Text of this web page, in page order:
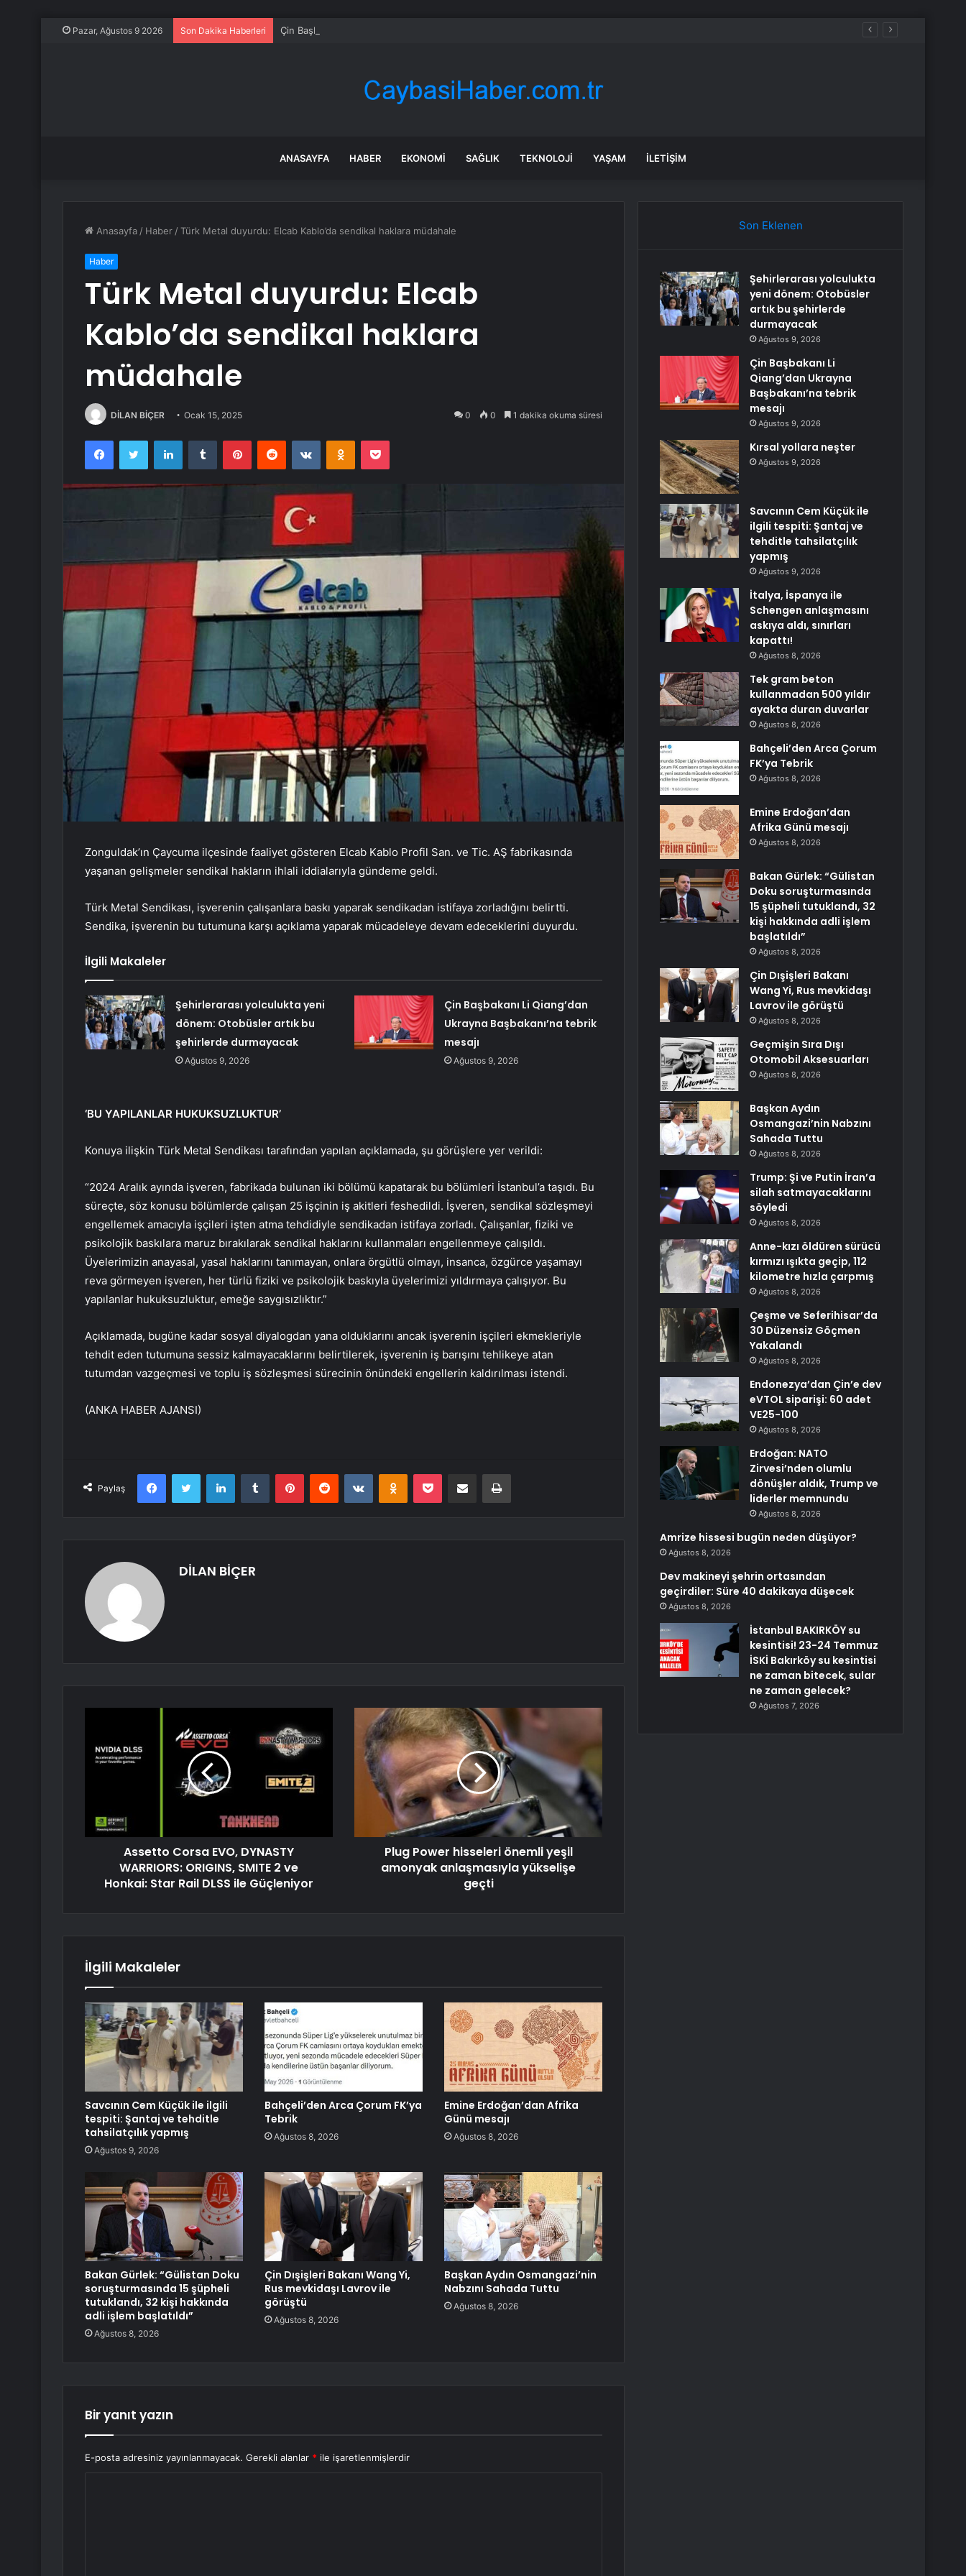
Pazar, Ağustos 9 2026 Son Dakika Haberleri Çin Başbakanı Li Qiang’dan Ukrayna Başbakanı’na tebrik mesajı
ANASAYFA HABER EKONOMI SAĞLIK TEKNOLOJI YAŞAM İLETIŞIM
Anasayfa / Haber /Türk Metal duyurdu: Elcab Kablo’da sendikal haklara müdahale
Haber
Türk Metal duyurdu: Elcab
Kablo’da sendikal haklara
müdahale
DİLAN BİÇER Ocak 15, 2025 0 0 1 dakika okuma süresi
FacebookTwitter LinkedInTumblr PinterestReddit VKontakteOdnoklassniki
Pocket
Zonguldak’ın Çaycuma ilçesinde faaliyet gösteren Elcab Kablo Profil San. ve Tic. AŞ fabrikasında
yaşanan gelişmeler sendikal hakların ihlali iddialarıyla gündeme geldi.
Türk Metal Sendikası, işverenin çalışanlara baskı yaparak sendikadan istifaya zorladığını belirtti.
Sendika, işverenin bu tutumuna karşı açıklama yaparak mücadeleye devam edeceklerini duyurdu.
İlgili Makaleler
Şehirlerarası yolculukta yeni
dönem: Otobüsler artık bu
şehirlerde durmayacak
Ağustos 9, 2026
Çin Başbakanı Li Qiang’dan
Ukrayna Başbakanı’na tebrik
mesajı
Ağustos 9, 2026
‘BU YAPILANLAR HUKUKSUZLUKTUR’
Konuya ilişkin Türk Metal Sendikası tarafından yapılan açıklamada, şu görüşlere yer verildi:
“2024 Aralık ayında işveren, fabrikada bulunan iki bölümü kapatarak bu bölümleri İstanbul’a taşıdı. Bu
süreçte, söz konusu bölümlerde çalışan 25 işçinin iş akitleri feshedildi. İşveren, sendikal sözleşmeyi
engellemek amacıyla işçileri işten atma tehdidiyle sendikadan istifaya zorladı. Çalışanlar, fiziki ve
psikolojik baskılara maruz bırakılarak sendikal haklarını kullanmaları engellenmeye çalışıldı.
Üyelerimizin anayasal, yasal haklarını tanımayan, onlara örgütlü olmayı, insanca, özgürce yaşamayı
reva görmeyen işveren, her türlü fiziki ve psikolojik baskıyla üyelerimizi yıldırmaya çalışıyor. Bu
yapılanlar hukuksuzluktur, emeğe saygısızlıktır.”
Açıklamada, bugüne kadar sosyal diyalogdan yana olduklarını ancak işverenin işçileri ekmekleriyle
tehdit eden tutumuna sessiz kalmayacaklarını belirtilerek, işverenin iş barışını tehlikeye atan
tutumdan vazgeçmesi ve toplu iş sözleşmesi sürecinin önündeki engellerin kaldırılması istendi.
(ANKA HABER AJANSI)
Paylaş
FacebookTwitter LinkedInTumblr PinterestReddit VKontakteOdnoklassniki
Pocket E-Posta ile paylaş Yazdır
DİLAN BİÇER
Assetto Corsa EVO, DYNASTY
WARRIORS: ORIGINS, SMITE 2 ve
Honkai: Star Rail DLSS ile Güçleniyor
Plug Power hisseleri önemli yeşil
amonyak anlaşmasıyla yükselişe
geçti
İlgili Makaleler
Savcının Cem Küçük ile ilgili
tespiti: Şantaj ve tehditle
tahsilatçılık yapmış
Ağustos 9, 2026
Bahçeli’den Arca Çorum FK’ya
Tebrik
Ağustos 8, 2026
Emine Erdoğan’dan Afrika
Günü mesajı
Ağustos 8, 2026
Bakan Gürlek: “Gülistan Doku
soruşturmasında 15 şüpheli
tutuklandı, 32 kişi hakkında
adli işlem başlatıldı”
Ağustos 8, 2026
Çin Dışişleri Bakanı Wang Yi,
Rus mevkidaşı Lavrov ile
görüştü
Ağustos 8, 2026
Başkan Aydın Osmangazi’nin
Nabzını Sahada Tuttu
Ağustos 8, 2026
Bir yanıt yazın
E-posta adresiniz yayınlanmayacak. Gerekli alanlar * ile işaretlenmişlerdir
Son Eklenen
Şehirlerarası yolculukta
yeni dönem: Otobüsler
artık bu şehirlerde
durmayacak
Ağustos 9, 2026
Çin Başbakanı Li
Qiang’dan Ukrayna
Başbakanı’na tebrik
mesajı
Ağustos 9, 2026
Kırsal yollara neşter
Ağustos 9, 2026
Savcının Cem Küçük ile
ilgili tespiti: Şantaj ve
tehditle tahsilatçılık
yapmış
Ağustos 9, 2026
İtalya, İspanya ile
Schengen anlaşmasını
askıya aldı, sınırları
kapattı!
Ağustos 8, 2026
Tek gram beton
kullanmadan 500 yıldır
ayakta duran duvarlar
Ağustos 8, 2026
Bahçeli’den Arca Çorum
FK’ya Tebrik
Ağustos 8, 2026
Emine Erdoğan’dan
Afrika Günü mesajı
Ağustos 8, 2026
Bakan Gürlek: “Gülistan
Doku soruşturmasında
15 şüpheli tutuklandı, 32
kişi hakkında adli işlem
başlatıldı”
Ağustos 8, 2026
Çin Dışişleri Bakanı
Wang Yi, Rus mevkidaşı
Lavrov ile görüştü
Ağustos 8, 2026
Geçmişin Sıra Dışı
Otomobil Aksesuarları
Ağustos 8, 2026
Başkan Aydın
Osmangazi’nin Nabzını
Sahada Tuttu
Ağustos 8, 2026
Trump: Şi ve Putin İran’a
silah satmayacaklarını
söyledi
Ağustos 8, 2026
Anne-kızı öldüren sürücü
kırmızı ışıkta geçip, 112
kilometre hızla çarpmış
Ağustos 8, 2026
Çeşme ve Seferihisar’da
30 Düzensiz Göçmen
Yakalandı
Ağustos 8, 2026
Endonezya’dan Çin’e dev
eVTOL siparişi: 60 adet
VE25-100
Ağustos 8, 2026
Erdoğan: NATO
Zirvesi’nden olumlu
dönüşler aldık, Trump ve
liderler memnundu
Ağustos 8, 2026
Amrize hissesi bugün neden düşüyor?
Ağustos 8, 2026
Dev makineyi şehrin ortasından
geçirdiler: Süre 40 dakikaya düşecek
Ağustos 8, 2026
İstanbul BAKIRKÖY su
kesintisi! 23-24 Temmuz
İSKİ Bakırköy su kesintisi
ne zaman bitecek, sular
ne zaman gelecek?
Ağustos 7, 2026